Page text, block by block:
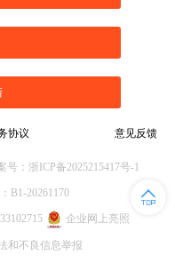
协议 意见反馈
号：浙ICP备2025215417号-1
B1-20261170
企业网上亮照
和不良信息举报